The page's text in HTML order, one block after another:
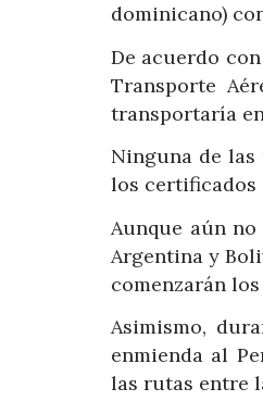
dominicano)
De acuerdo
Transporte
transportaría
Ninguna de
los certificados
Aunque aún
Argentina y
comenzarán
Asimismo,
enmienda al
las rutas entre